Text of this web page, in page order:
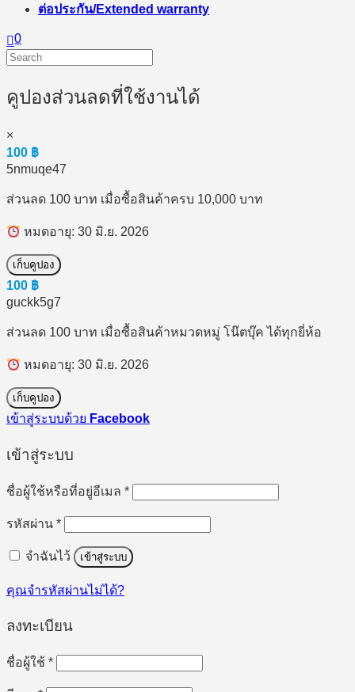
ต่อประกัน/Extended warranty
0
คูปองส่วนลดที่ใช้งานได้
×
100 ฿
5nmuqe47
ส่วนลด 100 บาท เมื่อซื้อสินค้าครบ 10,000 บาท
หมดอายุ: 30 มิ.ย. 2026
เก็บคูปอง
100 ฿
guckk5g7
ส่วนลด 100 บาท เมื่อซื้อสินค้าหมวดหมู่ โน๊ตบุ๊ค ได้ทุกยี่ห้อ
หมดอายุ: 30 มิ.ย. 2026
เก็บคูปอง
เข้าสู่ระบบด้วย Facebook
เข้าสู่ระบบ
ชื่อผู้ใช้หรือที่อยู่อีเมล *ต้องการ
รหัสผ่าน *ต้องการ
จำฉันไว้ เข้าสู่ระบบ
คุณจำรหัสผ่านไม่ได้?
ลงทะเบียน
ชื่อผู้ใช้ *ต้องการ